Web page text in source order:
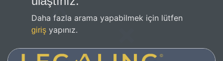
Daha fazla arama yapabilmek için lütfen
giriş yapınız.